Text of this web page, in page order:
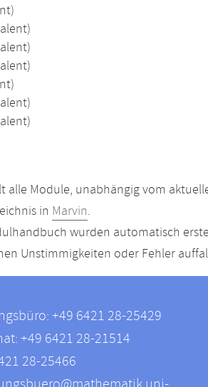
alle Module, unabhängig vom
in Marvin.
wurden automatisch
Unstimmigkeiten oder Fehler
+49 6421 28-25429
+49 6421 28-21514
28-25466